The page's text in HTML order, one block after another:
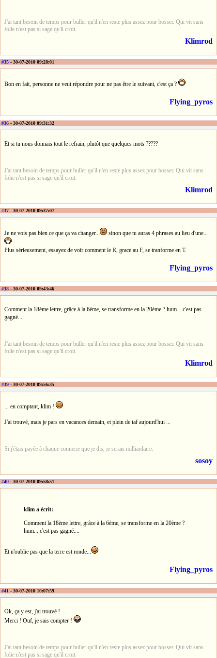
J'ai tant besoin de temps pour buller qu'il n'en reste plus assez pour bosser. Qui vit sans
folie n'est pas si sage qu'il croit.
Klimrod
#35 - 30-07-2010 09:28:01
Bon en fait, personne ne veut répondre pour ne pas être le suivant, c'est ça ?
Flying_pyros
#36 - 30-07-2010 09:31:32
Et si tu nous donnais tout le refrain, plutôt que quelques mots ?????
J'ai tant besoin de temps pour buller qu'il n'en reste plus assez pour bosser. Qui vit sans
folie n'est pas si sage qu'il croit.
Klimrod
#37 - 30-07-2010 09:37:07
Je ne vois pas bien ce que ça va changer... sinon que tu auras 4 phrases au lieu d'une...
Plus sérieusement, essayez de voir comment le R, grace au F, se tranforme en T.
Flying_pyros
#38 - 30-07-2010 09:43:46
Comment la 18ème lettre, grâce à la 6ème, se transforme en la 20ème ? hum... c'est pas
gagné....
J'ai tant besoin de temps pour buller qu'il n'en reste plus assez pour bosser. Qui vit sans
folie n'est pas si sage qu'il croit.
Klimrod
#39 - 30-07-2010 09:56:35
... en comptant, klim !
J'ai trouvé, mais je pars en vacances demain, et plein de taf aujourd'hui ...
Si j'étais payée à chaque connerie que je dis, je serais milliardaire.
sosoy
#40 - 30-07-2010 09:58:51
klim a écrit:
Comment la 18ème lettre, grâce à la 6ème, se transforme en la 20ème ?
hum... c'est pas gagné....
Et n'oublie pas que la terre est ronde...
Flying_pyros
#41 - 30-07-2010 10:07:59
Ok, ça y est, j'ai trouvé !
Merci ! Ouf, je sais compter !
J'ai tant besoin de temps pour buller qu'il n'en reste plus assez pour bosser. Qui vit sans
folie n'est pas si sage qu'il croit.